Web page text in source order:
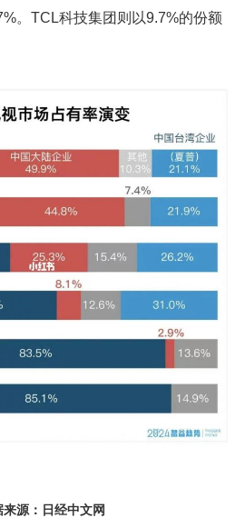
。TCL科技集团则以9.7%的份额
源：日经中文网